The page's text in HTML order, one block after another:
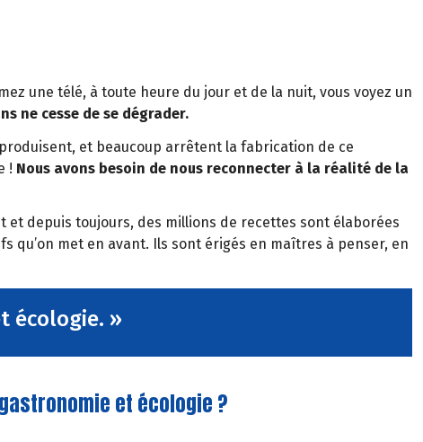
une télé, à toute heure du jour et de la nuit, vous voyez un
ne cesse de se dégrader.
et beaucoup arrêtent la fabrication de ce
! Nous avons besoin de nous reconnecter à la réalité de la
depuis toujours, des millions de recettes sont élaborées
qu’on met en avant. Ils sont érigés en maîtres à penser, en
écologie. »
et écologie ?